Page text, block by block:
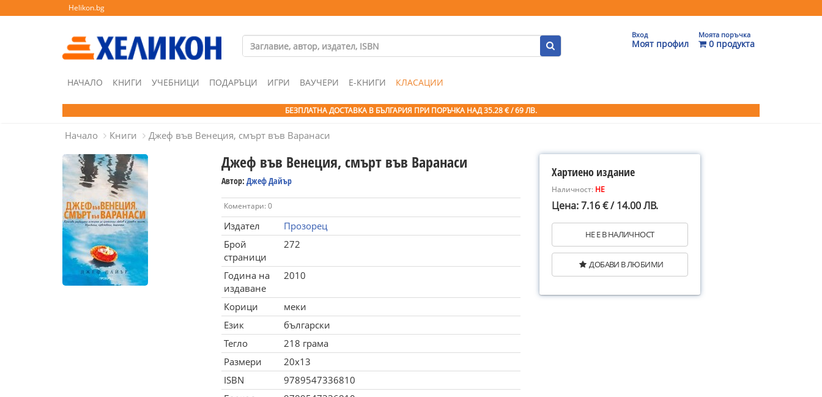
Helikon.bg
Вход
Моят профил
Моята поръчка
0 продукта
НАЧАЛО КНИГИ УЧЕБНИЦИ ПОДАРЪЦИ ИГРИ ВАУЧЕРИ Е-КНИГИ КЛАСАЦИИ
БЕЗПЛАТНА ДОСТАВКА В БЪЛГАРИЯ ПРИ ПОРЪЧКА НАД 35.28 € / 69 ЛВ.
Начало Книги Джеф във Венеция, смърт във Варанаси
Джеф във Венеция, смърт във Варанаси
Автор: Джеф Дайър
Коментари: 0
Издател
Прозорец
Брой
страници
272
Година на
издаване
2010
Корици
меки
Език
български
Тегло
218 грама
Размери
20x13
ISBN
9789547336810
Хартиено издание
Наличност: НЕ
Цена: 7.16 € / 14.00 ЛВ.
НЕ Е В НАЛИЧНОСТ
ДОБАВИ В ЛЮБИМИ